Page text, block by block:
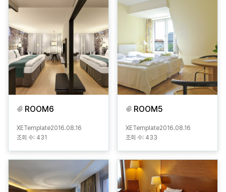
ROOM6
XETemplate2016.08.16
조회 수: 431
ROOM5
XETemplate2016.08.16
조회 수: 433